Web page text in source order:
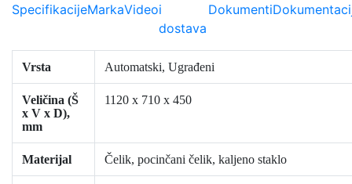
SpecifikacijeMarkaVideoi
dostava
Dokumenti
Vrsta Automatski, Ugrađeni
Veličina (Š
x V x D),
mm
1120 x 710 x 450
Materijal Čelik, pocinčani čelik, kaljeno staklo